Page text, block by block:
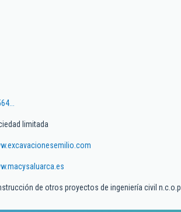
limitada
de otros proyectos de ingeniería civil n.c.o.p.